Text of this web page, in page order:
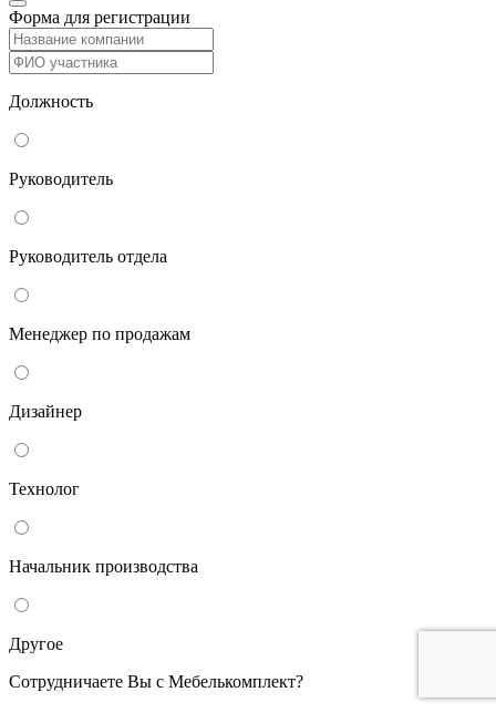
Форма для регистрации
Должность
Руководитель
Руководитель отдела
Менеджер по продажам
Дизайнер
Технолог
Начальник производства
Другое
Сотрудничаете Вы с Мебелькомплект?